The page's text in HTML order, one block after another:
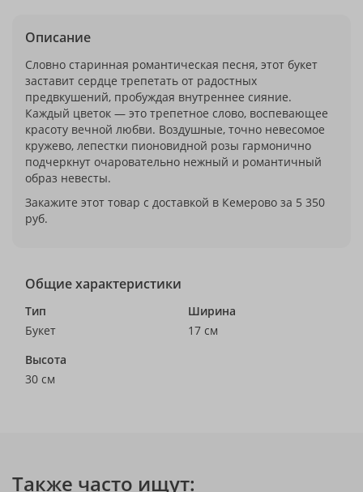
Описание
Словно старинная романтическая песня, этот букет
заставит сердце трепетать от радостных
предвкушений, пробуждая внутреннее сияние.
Каждый цветок — это трепетное слово, воспевающее
красоту вечной любви. Воздушные, точно невесомое
кружево, лепестки пионовидной розы гармонично
подчеркнут очаровательно нежный и романтичный
образ невесты.
Закажите этот товар с доставкой в Кемерово за 5 350
руб.
Общие характеристики
Тип
Букет
Ширина
17 см
Высота
30 см
Также часто ищут: